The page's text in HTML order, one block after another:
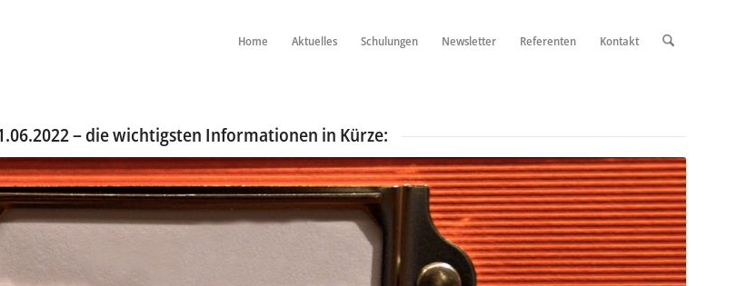
Home Aktuelles Schulungen Newsletter Referenten Kontakt
– die wichtigsten Informationen in Kürze: